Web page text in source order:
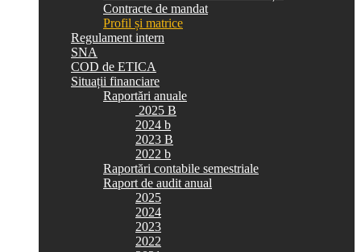
Contracte de mandat
Profil și matrice
Regulament intern
SNA
COD de ETICA
Situații financiare
Raportări anuale
2025 B
2024 b
2023 B
2022 b
Raportări contabile semestriale
Raport de audit anual
2025
2024
2023
2022